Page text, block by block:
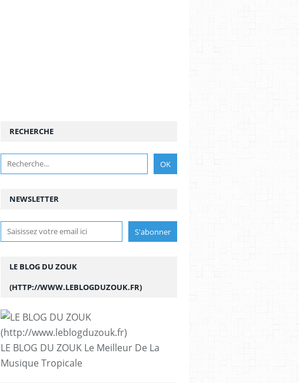
NEWSLETTER
RECHERCHE
LE BLOG DU ZOUK
(HTTP://WWW.LEBLOGDUZOUK.FR)
LE BLOG DU ZOUK Le Meilleur De La
Musique Tropicale